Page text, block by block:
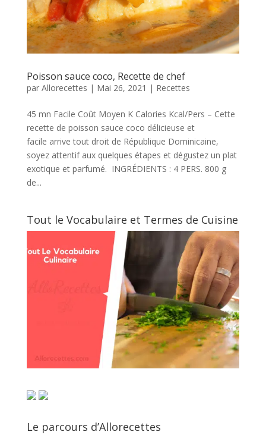
Poisson sauce coco, Recette de chef
par Allorecettes | Mai 26, 2021 | Recettes
45 mn Facile Coût Moyen K Calories Kcal/Pers – Cette
recette de poisson sauce coco délicieuse et
facile arrive tout droit de République Dominicaine,
soyez attentif aux quelques étapes et dégustez un plat
exotique et parfumé. INGRÉDIENTS : 4 PERS. 800 g
de...
Tout le Vocabulaire et Termes de Cuisine
Le parcours d’Allorecettes